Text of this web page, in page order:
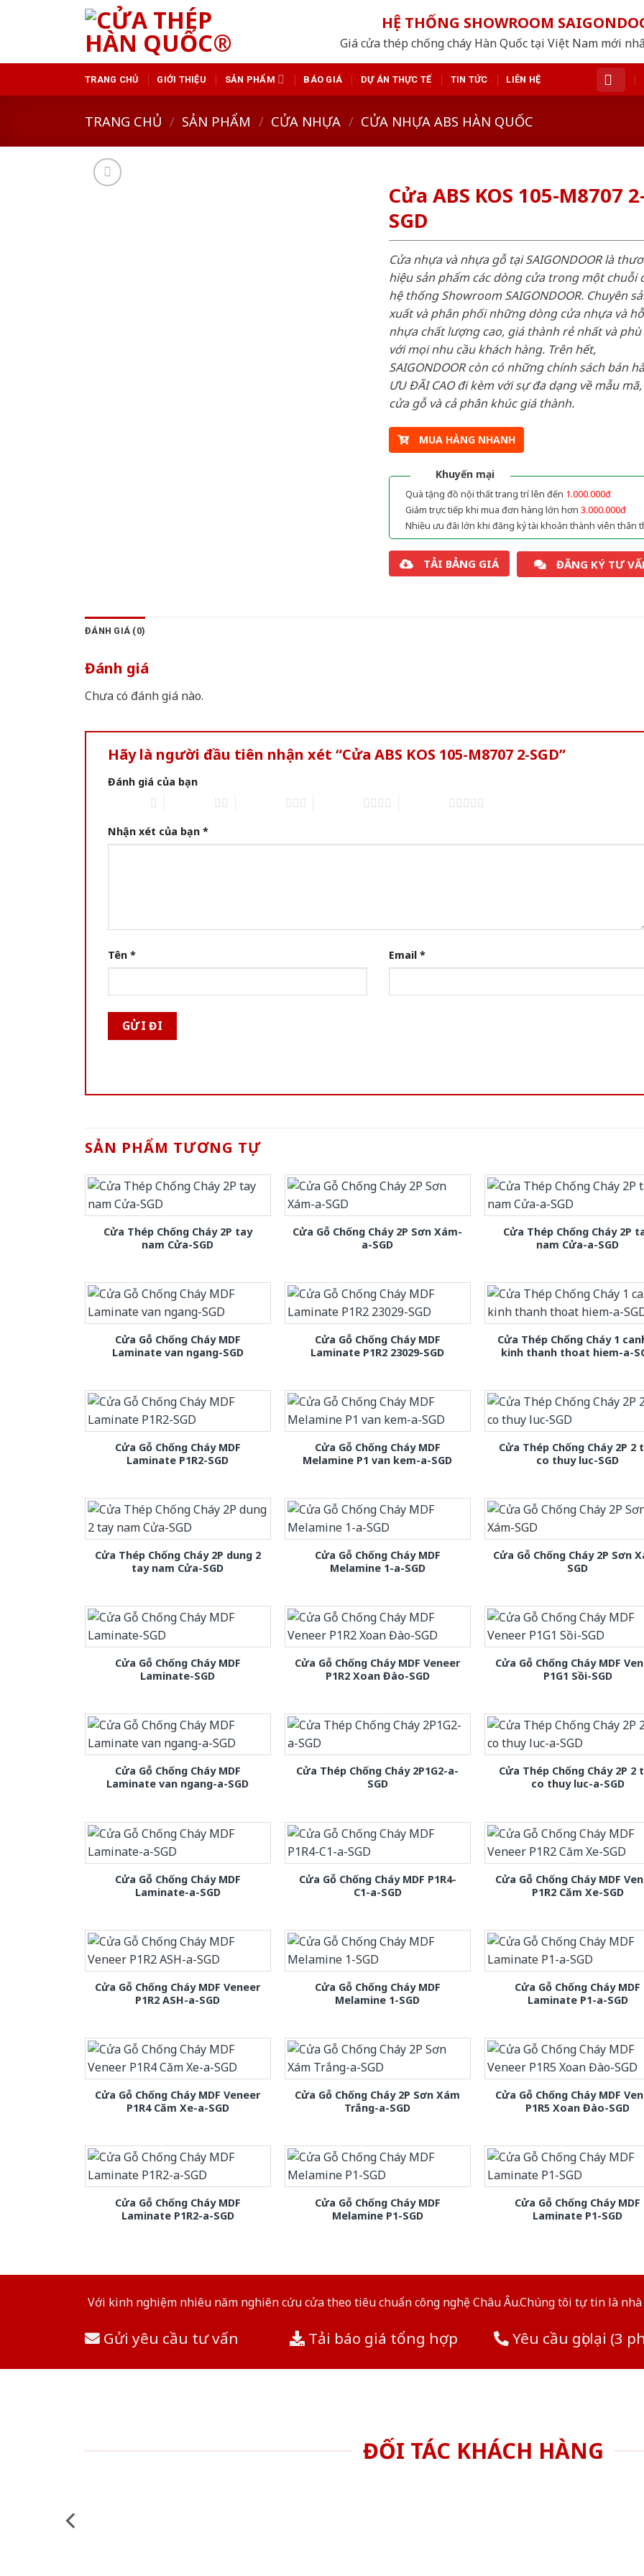
HỆ THỐNG SHOWROOM
Giá cửa thép chống cháy Hàn Quốc tại Việt Nam mới
TRANG CHỦ GIỚI THIỆU SẢN PHẨM BÁO GIÁ DỰ ÁN THỰC TẾ TIN TỨC LIÊN HỆ
TRANG CHỦ / SẢN PHẨM / CỬA NHỰA / CỬA NHỰA ABS HÀN QUỐC
Cửa ABS KOS 105-M8707
SGD
Cửa nhựa và nhựa gỗ tại SAIGONDOOR là
hiệu sản phẩm các dòng cửa trong một chuỗi
hệ thống Showroom SAIGONDOOR. Chuyên
xuất và phân phối những dòng cửa nhựa và
nhựa chất lượng cao, giá thành rẻ nhất và
với mọi nhu cầu khách hàng. Trên hết,
SAIGONDOOR còn có những chính sách bán
ƯU ĐÃI CAO đi kèm với sự đa dạng về mẫu
cửa gỗ và cả phân khúc giá thành.
MUA HÀNG NHANH
Khuyến mại
Quà tặng đồ nội thất trang trí lên đến 1.000.000đ
Giảm trực tiếp khi mua đơn hàng lớn hơn 3.000.000đ
Nhiều ưu đãi lớn khi đăng ký tài khoản thành viên thân
TẢI BẢNG GIÁ ĐĂNG KÝ TƯ
ĐÁNH GIÁ (0)
Đánh giá
Chưa có đánh giá nào.
Hãy là người đầu tiên nhận xét “Cửa ABS KOS 105-M8707 2-SGD”
Đánh giá của bạn
Nhận xét của bạn *
Tên * Email *
SẢN PHẨM TƯƠNG TỰ
Cửa Thép Chống Cháy 2P tay
nam Cửa-SGD
Cửa Gỗ Chống Cháy 2P Sơn Xám-
a-SGD
Cửa Thép Chống Cháy 2P
nam Cửa-a-SGD
Cửa Gỗ Chống Cháy MDF
Laminate van ngang-SGD
Cửa Gỗ Chống Cháy MDF
Laminate P1R2 23029-SGD
Cửa Thép Chống Cháy 1
kinh thanh thoat hiem-a-
Cửa Gỗ Chống Cháy MDF
Laminate P1R2-SGD
Cửa Gỗ Chống Cháy MDF
Melamine P1 van kem-a-SGD
Cửa Thép Chống Cháy 2P 2
co thuy luc-SGD
Cửa Thép Chống Cháy 2P dung 2
tay nam Cửa-SGD
Cửa Gỗ Chống Cháy MDF
Melamine 1-a-SGD
Cửa Gỗ Chống Cháy 2P Sơn
SGD
Cửa Gỗ Chống Cháy MDF
Laminate-SGD
Cửa Gỗ Chống Cháy MDF Veneer
P1R2 Xoan Đào-SGD
Cửa Gỗ Chống Cháy MDF
P1G1 Sồi-SGD
Cửa Gỗ Chống Cháy MDF
Laminate van ngang-a-SGD
Cửa Thép Chống Cháy 2P1G2-a-
SGD
Cửa Thép Chống Cháy 2P 2
co thuy luc-a-SGD
Cửa Gỗ Chống Cháy MDF
Laminate-a-SGD
Cửa Gỗ Chống Cháy MDF P1R4-
C1-a-SGD
Cửa Gỗ Chống Cháy MDF
P1R2 Căm Xe-SGD
Cửa Gỗ Chống Cháy MDF Veneer
P1R2 ASH-a-SGD
Cửa Gỗ Chống Cháy MDF
Melamine 1-SGD
Cửa Gỗ Chống Cháy MDF
Laminate P1-a-SGD
Cửa Gỗ Chống Cháy MDF Veneer
P1R4 Căm Xe-a-SGD
Cửa Gỗ Chống Cháy 2P Sơn Xám
Trắng-a-SGD
Cửa Gỗ Chống Cháy MDF
P1R5 Xoan Đào-SGD
Cửa Gỗ Chống Cháy MDF
Laminate P1R2-a-SGD
Cửa Gỗ Chống Cháy MDF
Melamine P1-SGD
Cửa Gỗ Chống Cháy MDF
Laminate P1-SGD
Với kinh nghiệm nhiêu năm nghiên cứu cửa theo tiêu chuẩn công nghệ Châu Âu.Chúng tôi tự tin là
Gửi yêu cầu tư vấn Tải báo giá tổng hợp Yêu cầu gọi lại (3
ĐỐI TÁC KHÁCH HÀNG